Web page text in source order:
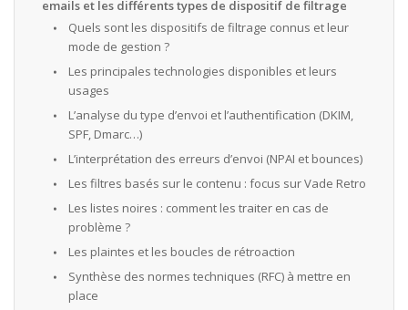
emails et les différents types de dispositif de filtrage
Quels sont les dispositifs de filtrage connus et leur
mode de gestion ?
Les principales technologies disponibles et leurs
usages
L’analyse du type d’envoi et l’authentification (DKIM,
SPF, Dmarc…)
L’interprétation des erreurs d’envoi (NPAI et bounces)
Les filtres basés sur le contenu : focus sur Vade Retro
Les listes noires : comment les traiter en cas de
problème ?
Les plaintes et les boucles de rétroaction
Synthèse des normes techniques (RFC) à mettre en
place